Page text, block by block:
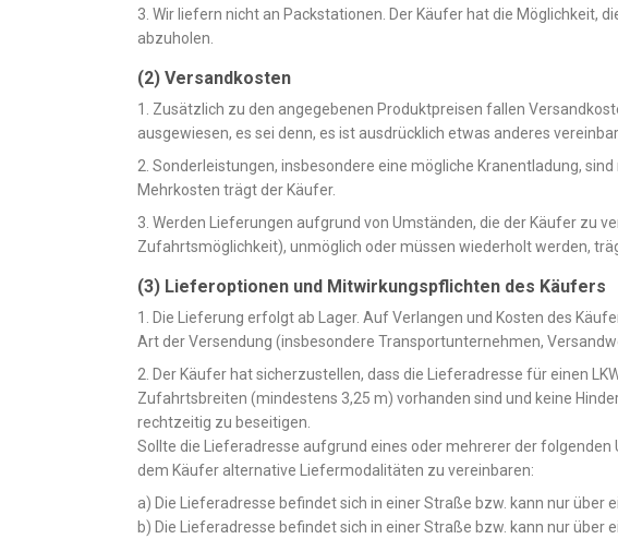
3. Wir liefern nicht an Packstationen. Der Käufer hat die Möglichkeit,
abzuholen.
(2) Versandkosten
1. Zusätzlich zu den angegebenen Produktpreisen fallen
ausgewiesen, es sei denn, es ist ausdrücklich etwas anderes
2. Sonderleistungen, insbesondere eine mögliche Kranentladung,
Mehrkosten trägt der Käufer.
3. Werden Lieferungen aufgrund von Umständen, die der Käufer zu
Zufahrtsmöglichkeit), unmöglich oder müssen wiederholt werden,
(3) Lieferoptionen und Mitwirkungspflichten des Käufers
1. Die Lieferung erfolgt ab Lager. Auf Verlangen und Kosten des
Art der Versendung (insbesondere Transportunternehmen,
2. Der Käufer hat sicherzustellen, dass die Lieferadresse für einen
Zufahrtsbreiten (mindestens 3,25 m) vorhanden sind und keine
rechtzeitig zu beseitigen.
Sollte die Lieferadresse aufgrund eines oder mehrerer der
dem Käufer alternative Liefermodalitäten zu vereinbaren:
a) Die Lieferadresse befindet sich in einer Straße bzw. kann nur
b) Die Lieferadresse befindet sich in einer Straße bzw. kann nur